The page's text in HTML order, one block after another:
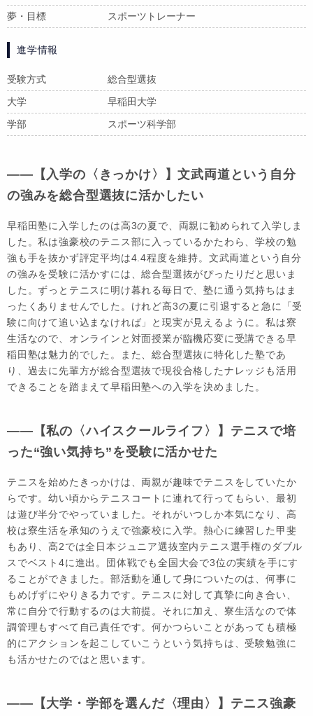
夢・目標
スポーツトレーナー
進学情報
受験方式
総合型選抜
大学
早稲田大学
学部
スポーツ科学部
――【入学の〈きっかけ〉】文武両道という自分
の強みを総合型選抜に活かしたい
早稲田塾に入学したのは高3の夏で、両親に勧められて入学しま
した。私は強豪校のテニス部に入っているかたわら、学校の勉
強も手を抜かず評定平均は4.4程度を維持。文武両道という自分
の強みを受験に活かすには、総合型選抜がぴったりだと思いま
した。ずっとテニスに明け暮れる毎日で、塾に通う気持ちはま
ったくありませんでした。けれど高3の夏に引退すると急に「受
験に向けて追い込まなければ」と現実が見えるように。私は寮
生活なので、オンラインと対面授業が臨機応変に受講できる早
稲田塾は魅力的でした。また、総合型選抜に特化した塾であ
り、過去に先輩方が総合型選抜で現役合格したナレッジも活用
できることを踏まえて早稲田塾への入学を決めました。
――【私の〈ハイスクールライフ〉】テニスで培
った“強い気持ち”を受験に活かせた
テニスを始めたきっかけは、両親が趣味でテニスをしていたか
らです。幼い頃からテニスコートに連れて行ってもらい、最初
は遊び半分でやっていました。それがいつしか本気になり、高
校は寮生活を承知のうえで強豪校に入学。熱心に練習した甲斐
もあり、高2では全日本ジュニア選抜室内テニス選手権のダブル
スでベスト4に進出。団体戦でも全国大会で3位の実績を手にす
ることができました。部活動を通して身についたのは、何事に
もめげずにやりきる力です。テニスに対して真摯に向き合い、
常に自分で行動するのは大前提。それに加え、寮生活なので体
調管理もすべて自己責任です。何かつらいことがあっても積極
的にアクションを起こしていこうという気持ちは、受験勉強に
も活かせたのではと思います。
――【大学・学部を選んだ〈理由〉】テニス強豪